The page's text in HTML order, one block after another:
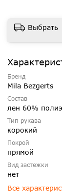
Выбрать
Бренд
Mila Bezgerts
Состав
лен 60%
Тип рукава
корокий
Покрой
прямой
Вид застежки
нет
Все